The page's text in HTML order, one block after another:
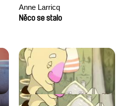
Anne Larricq
Něco se stalo